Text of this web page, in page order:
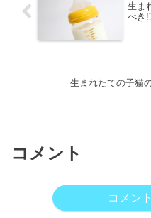
生ま
べき
生まれたての子猫
コメント
コメン